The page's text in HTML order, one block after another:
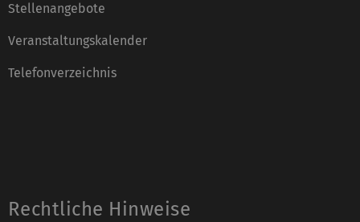
Stellenangebote
Veranstaltungskalender
Telefonverzeichnis
Rechtliche Hinweise